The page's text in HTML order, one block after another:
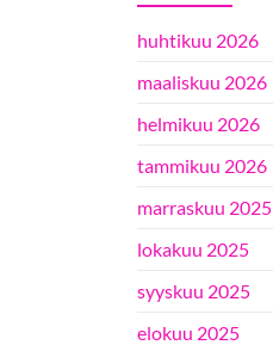
huhtikuu 2026
maaliskuu 2026
helmikuu 2026
tammikuu 2026
marraskuu 2025
lokakuu 2025
syyskuu 2025
elokuu 2025